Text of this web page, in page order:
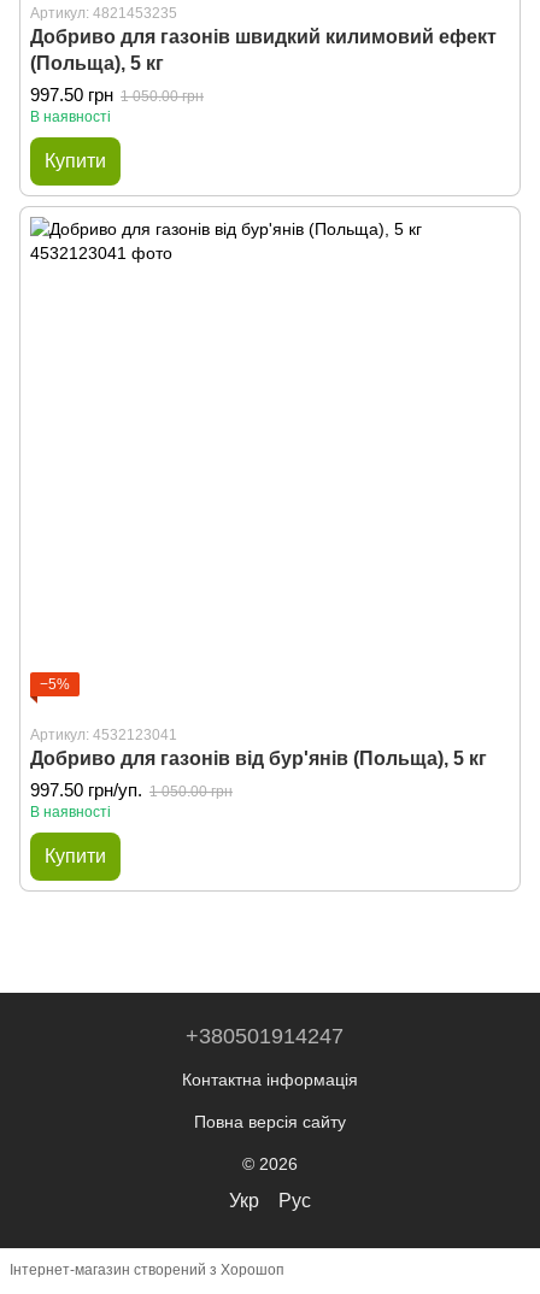
Артикул: 4821453235
Добриво для газонів швидкий килимовий ефект
(Польща), 5 кг
997.50 грн 1 050.00 грн
В наявності
Купити
−5%
Артикул: 4532123041
Добриво для газонів від бур'янів (Польща), 5 кг
997.50 грн/уп. 1 050.00 грн
В наявності
Купити
+380501914247
Контактна інформація
Повна версія сайту
© 2026
Укр Рус
Інтернет-магазин створений з Хорошоп